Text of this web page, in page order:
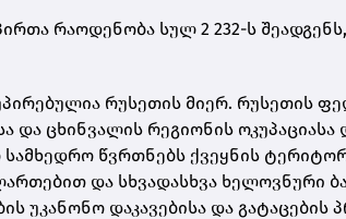
რაოდენობა სულ 2 232-ს
რუსეთის მიერ. რუსეთის
და ცხინვალის რეგიონის ოკუპაციასა
წვრთნებს ქვეყნის
და სხვადასხვა ხელოვნური
დაკავებისა და გატაცების